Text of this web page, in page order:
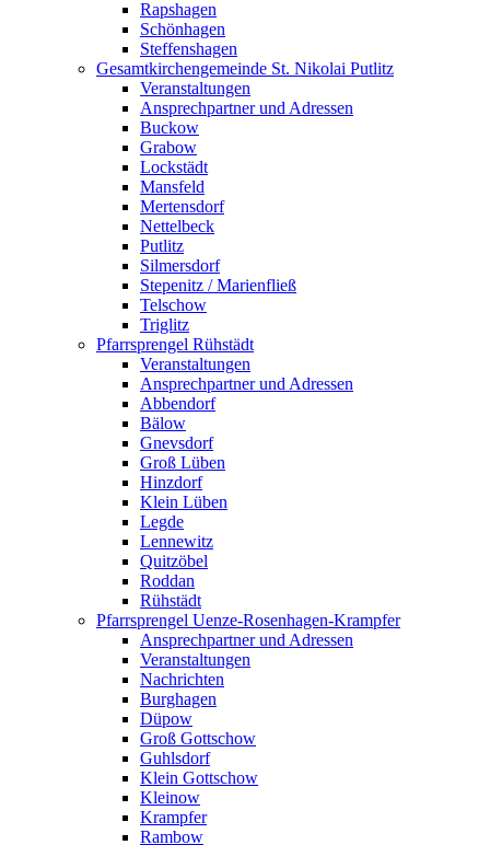
Rapshagen
Schönhagen
Steffenshagen
Gesamtkirchengemeinde St. Nikolai Putlitz
Veranstaltungen
Ansprechpartner und Adressen
Buckow
Grabow
Lockstädt
Mansfeld
Mertensdorf
Nettelbeck
Putlitz
Silmersdorf
Stepenitz / Marienfließ
Telschow
Triglitz
Pfarrsprengel Rühstädt
Veranstaltungen
Ansprechpartner und Adressen
Abbendorf
Bälow
Gnevsdorf
Groß Lüben
Hinzdorf
Klein Lüben
Legde
Lennewitz
Quitzöbel
Roddan
Rühstädt
Pfarrsprengel Uenze-Rosenhagen-Krampfer
Ansprechpartner und Adressen
Veranstaltungen
Nachrichten
Burghagen
Düpow
Groß Gottschow
Guhlsdorf
Klein Gottschow
Kleinow
Krampfer
Rambow